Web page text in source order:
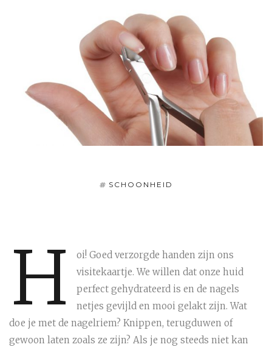
SCHOONHEID
H
oi! Goed verzorgde handen zijn ons
visitekaartje. We willen dat onze huid
perfect gehydrateerd is en de nagels
netjes gevijld en mooi gelakt zijn. Wat
doe je met de nagelriem? Knippen, terugduwen of
gewoon laten zoals ze zijn? Als je nog steeds niet kan